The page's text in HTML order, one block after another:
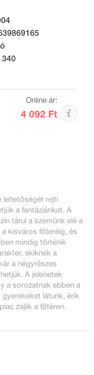
340
Online ár:
4 092 Ft
lehetőségét rejti
a fantáziánkat. A
tárul a szemünk elé a
kisváros főteréig, és
mindig történik
akiknek a
a négyrészes
A jelenetek
a sorozatnak ebben a
látunk, érik
zajlik a főtéren.